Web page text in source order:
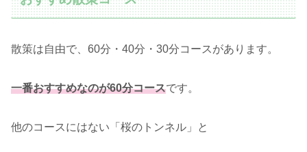
散策は自由で、60分・40分・30分コースがあります。
一番おすすめなのが60分コースです。
他のコースにはない「桜のトンネル」と